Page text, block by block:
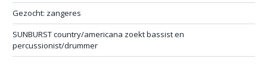
Gezocht: zangeres
SUNBURST country/americana zoekt bassist en
percussionist/drummer